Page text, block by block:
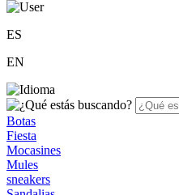
ES
EN
Botas
Fiesta
Mocasines
Mules
sneakers